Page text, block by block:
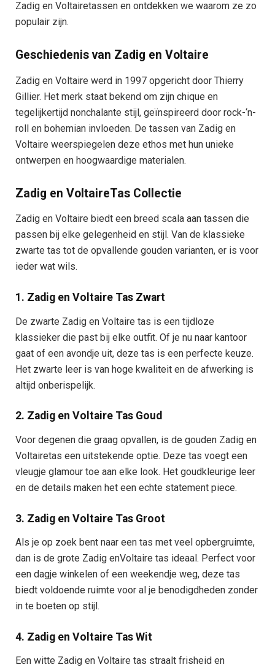
Zadig en Voltairetassen en ontdekken we waarom ze zo
populair zijn.
Geschiedenis van Zadig en Voltaire
Zadig en Voltaire werd in 1997 opgericht door Thierry
Gillier. Het merk staat bekend om zijn chique en
tegelijkertijd nonchalante stijl, geïnspireerd door rock-‘n-
roll en bohemian invloeden. De tassen van Zadig en
Voltaire weerspiegelen deze ethos met hun unieke
ontwerpen en hoogwaardige materialen.
Zadig en VoltaireTas Collectie
Zadig en Voltaire biedt een breed scala aan tassen die
passen bij elke gelegenheid en stijl. Van de klassieke
zwarte tas tot de opvallende gouden varianten, er is voor
ieder wat wils.
1. Zadig en Voltaire Tas Zwart
De zwarte Zadig en Voltaire tas is een tijdloze
klassieker die past bij elke outfit. Of je nu naar kantoor
gaat of een avondje uit, deze tas is een perfecte keuze.
Het zwarte leer is van hoge kwaliteit en de afwerking is
altijd onberispelijk.
2. Zadig en Voltaire Tas Goud
Voor degenen die graag opvallen, is de gouden Zadig en
Voltairetas een uitstekende optie. Deze tas voegt een
vleugje glamour toe aan elke look. Het goudkleurige leer
en de details maken het een echte statement piece.
3. Zadig en Voltaire Tas Groot
Als je op zoek bent naar een tas met veel opbergruimte,
dan is de grote Zadig enVoltaire tas ideaal. Perfect voor
een dagje winkelen of een weekendje weg, deze tas
biedt voldoende ruimte voor al je benodigdheden zonder
in te boeten op stijl.
4. Zadig en Voltaire Tas Wit
Een witte Zadig en Voltaire tas straalt frisheid en